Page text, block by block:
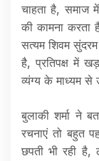
चाहता है, समाज
की कामना
सत्यम शिवम सुंदरम
है, प्रतिपक्ष में
व्यंग्य के माध्यम से
बुलाकी शर्मा ने
रचनाएं तो बहुत
छपती भी रही